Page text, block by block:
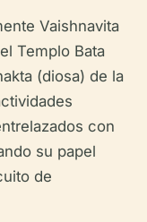
Vaishnavita
Templo Bata
(diosa) de la
con
su papel
de